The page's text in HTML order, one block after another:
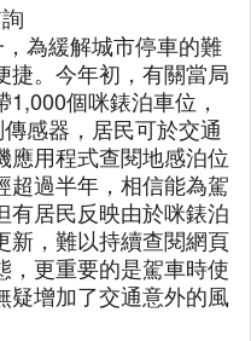
為緩解城市停車的難
捷。今年初，有關當局
個咪錶泊車位，
感器，居民可於交通
應用程式查閱地感泊位
超過半年，相信能為駕
有居民反映由於咪錶泊
新，難以持續查閱網頁
，更重要的是駕車時使
疑增加了交通意外的風